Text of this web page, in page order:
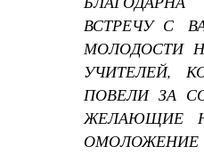
ВСТРЕЧУ С
МОЛОДОСТИ
УЧИТЕЛЕЙ,
ПОВЕЛИ ЗА
ЖЕЛАЮЩИЕ